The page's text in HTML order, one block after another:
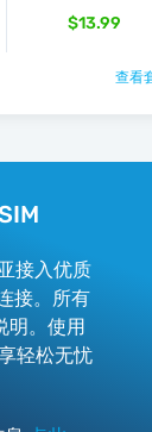
$13.99
查看
接入优质
接。所有
明。使用
轻松无忧